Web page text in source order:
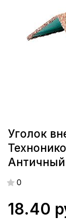
Уголок
0
18.40